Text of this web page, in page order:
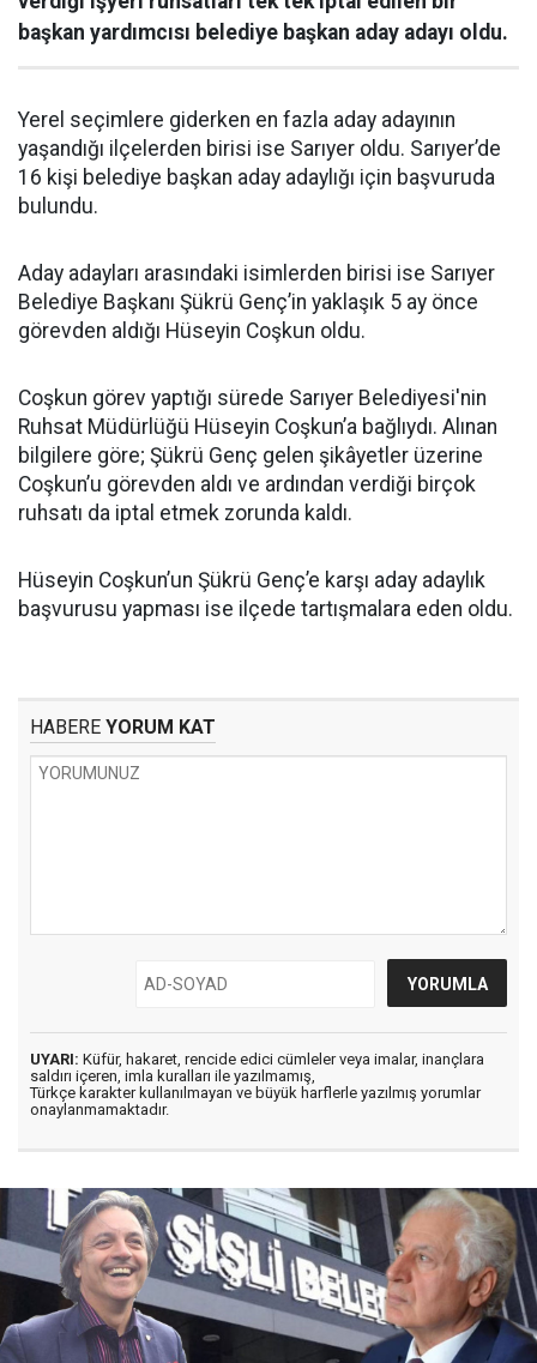
başkan yardımcısı belediye başkan aday adayı oldu.
Yerel seçimlere giderken en fazla aday adayının
yaşandığı ilçelerden birisi ise Sarıyer oldu. Sarıyer’de
16 kişi belediye başkan aday adaylığı için başvuruda
bulundu.
Aday adayları arasındaki isimlerden birisi ise Sarıyer
Belediye Başkanı Şükrü Genç’in yaklaşık 5 ay önce
görevden aldığı Hüseyin Coşkun oldu.
Coşkun görev yaptığı sürede Sarıyer Belediyesi'nin
Ruhsat Müdürlüğü Hüseyin Coşkun’a bağlıydı. Alınan
bilgilere göre; Şükrü Genç gelen şikâyetler üzerine
Coşkun’u görevden aldı ve ardından verdiği birçok
ruhsatı da iptal etmek zorunda kaldı.
Hüseyin Coşkun’un Şükrü Genç’e karşı aday adaylık
başvurusu yapması ise ilçede tartışmalara eden oldu.
HABERE YORUM KAT
UYARI: Küfür, hakaret, rencide edici cümleler veya imalar, inançlara
saldırı içeren, imla kuralları ile yazılmamış,
Türkçe karakter kullanılmayan ve büyük harflerle yazılmış yorumlar
onaylanmamaktadır.